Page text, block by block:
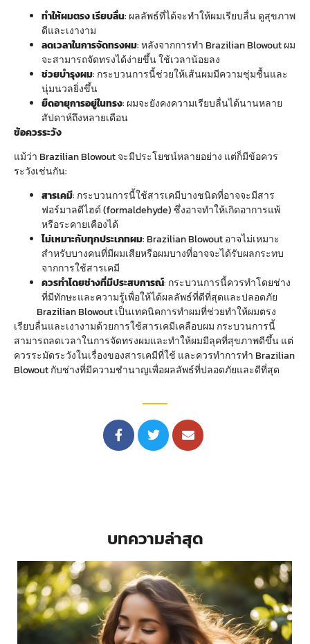
ทำให้ผมตรง เรียบลื่น: ผลลัพธ์ที่ได้จะทำให้ผมเรียบลื่น ดูสุขภาพ
ดีและเงางาม
ลดเวลาในการจัดทรงผม: หลังจากการทำ Brazilian Blowout ผม
จะสามารถจัดทรงได้ง่ายขึ้น ใช้เวลาน้อยลง
ช่วยบำรุงผม: กระบวนการนี้ช่วยให้เส้นผมมีความชุ่มชื้นและ
นุ่มนวลยิ่งขึ้น
ยืดอายุการอยู่ในทรง: ผมจะยังคงความเรียบลื่นได้นานหลาย
สัปดาห์ถึงหลายเดือน
ข้อควรระวัง
แม้ว่า Brazilian Blowout จะมีประโยชน์หลายอย่าง แต่ก็มีข้อควร
ระวังเช่นกัน:
สารเคมี: กระบวนการนี้ใช้สารเคมีบางชนิดที่อาจจะมีสาร
ฟอร์มาลดีไฮด์ (formaldehyde) ซึ่งอาจทำให้เกิดอาการแพ้
หรือระคายเคืองได้
ไม่เหมาะกับทุกประเภทผม: Brazilian Blowout อาจไม่เหมาะ
สำหรับบางคนที่มีผมเสียหรือผมบางที่อาจจะได้รับผลกระทบ
จากการใช้สารเคมี
ควรทำโดยช่างที่มีประสบการณ์: กระบวนการนี้ควรทำโดยช่าง
ที่มีทักษะและความรู้เพื่อให้ได้ผลลัพธ์ที่ดีที่สุดและปลอดภัย
Brazilian Blowout เป็นเทคนิคการทำผมที่ช่วยทำให้ผมตรง
เรียบลื่นและเงางามด้วยการใช้สารเคมีเคลือบผม กระบวนการนี้
สามารถลดเวลาในการจัดทรงผมและทำให้ผมมีลุคที่สุขภาพดีขึ้น แต่
ควรระมัดระวังในเรื่องของสารเคมีที่ใช้ และควรทำการทำ Brazilian
Blowout กับช่างที่มีความชำนาญเพื่อผลลัพธ์ที่ปลอดภัยและดีที่สุด
บทความล่าสุด